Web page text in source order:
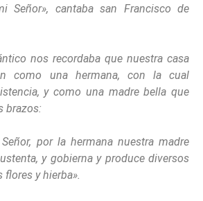
Señor», cantaba san Francisco de
nos recordaba que nuestra casa
como una hermana, con la cual
y como una madre bella que
brazos:
por la hermana nuestra madre
y gobierna y produce diversos
y hierba».